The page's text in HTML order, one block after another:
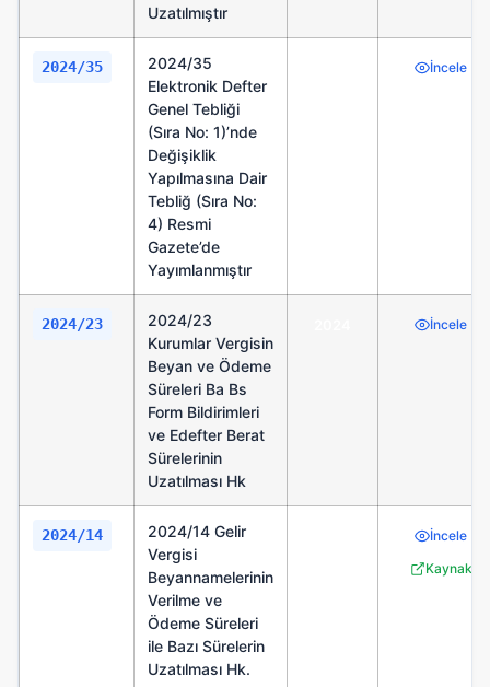
Uzatılmıştır
2024/35
2024/35
Elektronik Defter
Genel Tebliği
(Sıra No: 1)’nde
Değişiklik
Yapılmasına Dair
Tebliğ (Sıra No:
4) Resmi
Gazete’de
Yayımlanmıştır
İncele
2024/23
2024/23
Kurumlar Vergisin
Beyan ve Ödeme
Süreleri Ba Bs
Form Bildirimleri
ve Edefter Berat
Sürelerinin
Uzatılması Hk
İncele
2024/14
2024/14 Gelir
Vergisi
Beyannamelerinin
Verilme ve
Ödeme Süreleri
ile Bazı Sürelerin
Uzatılması Hk.
İncele
Kaynak